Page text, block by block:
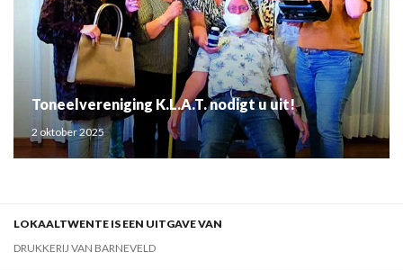
Toneelvereniging K.L.A.T. nodigt u uit!
2 oktober 2025
LOKAALTWENTE IS EEN UITGAVE VAN
DRUKKERIJ VAN BARNEVELD